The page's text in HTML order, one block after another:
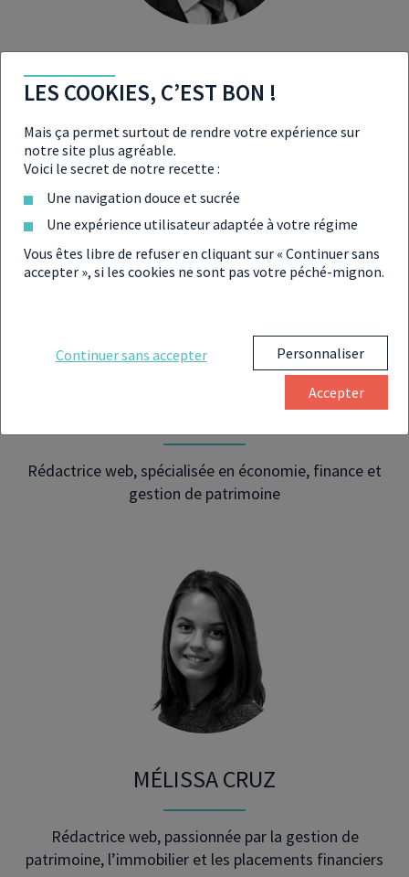
STÉPHANE DEBAIR
Directeur Général
ELODIE FUENTES
Rédactrice web, spécialisée en économie, finance et
gestion de patrimoine
MÉLISSA CRUZ
Rédactrice web, passionnée par la gestion de
patrimoine, l’immobilier et les placements financiers
LES COOKIES, C’EST BON !
Mais ça permet surtout de rendre votre expérience sur
notre site plus agréable.
Voici le secret de notre recette :
Une navigation douce et sucrée
Une expérience utilisateur adaptée à votre régime
Vous êtes libre de refuser en cliquant sur « Continuer sans
accepter », si les cookies ne sont pas votre péché-mignon.
Continuer sans accepter Personnaliser
Accepter